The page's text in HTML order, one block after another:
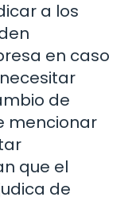
a los
en caso
de
mencionar
que el
de